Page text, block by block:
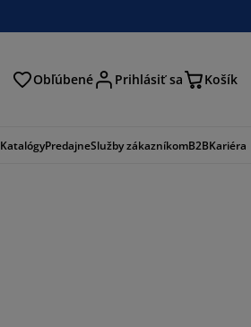
Obľúbené Prihlásiť sa Košík
KatalógyPredajneSlužby zákazníkomB2BKariéra